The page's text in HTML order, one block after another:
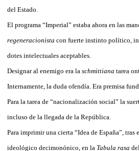
del Estado.
El programa “Imperial” estaba ahora en las
regeneracionista con fuerte instinto político,
dotes intelectuales aceptables.
Designar al enemigo era la schmittiana tarea
Internamente, la duda ofendía. Era premisa
Para la tarea de “nacionalización social” la
incluso de la llegada de la República.
Para imprimir una cierta “Idea de España”,
ideológico decimonónico, en la Tabula rasa